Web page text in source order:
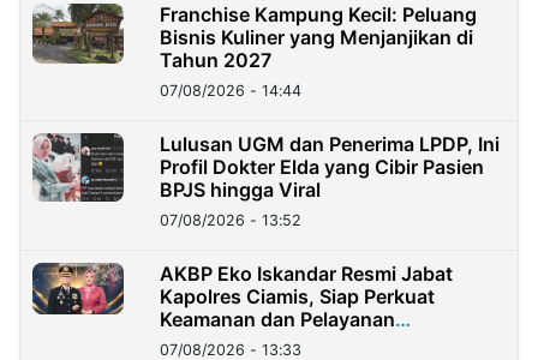
Franchise Kampung Kecil: Peluang
Bisnis Kuliner yang Menjanjikan di
Tahun 2027
07/08/2026 - 14:44
Lulusan UGM dan Penerima LPDP, Ini
Profil Dokter Elda yang Cibir Pasien
BPJS hingga Viral
07/08/2026 - 13:52
AKBP Eko Iskandar Resmi Jabat
Kapolres Ciamis, Siap Perkuat
Keamanan dan Pelayanan
Masyarakat
07/08/2026 - 13:33